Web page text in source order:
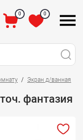
0 0
Экран д/ванная
фантазия